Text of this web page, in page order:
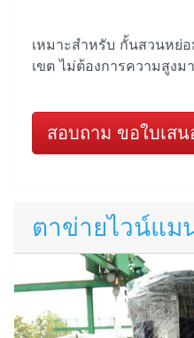
เหมาะสำหรับ กั้นสวนหย่
เขต ไม่ต้องการความสูงม
สอบถาม ขอใบเสน
ตาข่ายไวน์แม